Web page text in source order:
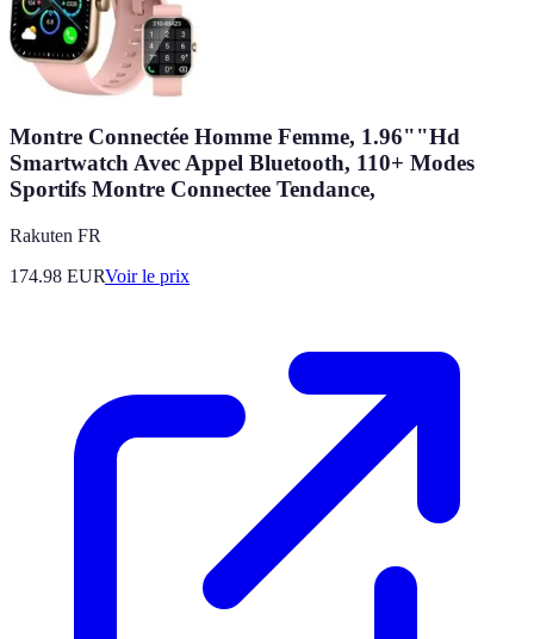
Montre Connectée Homme Femme, 1.96""Hd
Smartwatch Avec Appel Bluetooth, 110+ Modes
Sportifs Montre Connectee Tendance,
Rakuten FR
174.98 EURVoir le prix